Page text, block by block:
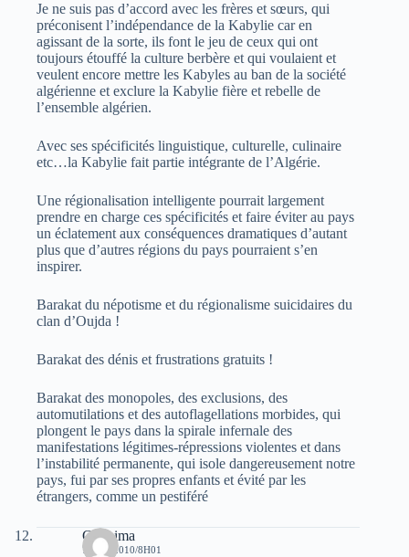
Je ne suis pas d’accord avec les frères et sœurs, qui
préconisent l’indépendance de la Kabylie car en
agissant de la sorte, ils font le jeu de ceux qui ont
toujours étouffé la culture berbère et qui voulaient et
veulent encore mettre les Kabyles au ban de la société
algérienne et exclure la Kabylie fière et rebelle de
l’ensemble algérien.
Avec ses spécificités linguistique, culturelle, culinaire
etc…la Kabylie fait partie intégrante de l’Algérie.
Une régionalisation intelligente pourrait largement
prendre en charge ces spécificités et faire éviter au pays
un éclatement aux conséquences dramatiques d’autant
plus que d’autres régions du pays pourraient s’en
inspirer.
Barakat du népotisme et du régionalisme suicidaires du
clan d’Oujda !
Barakat des dénis et frustrations gratuits !
Barakat des monopoles, des exclusions, des
automutilations et des autoflagellations morbides, qui
plongent le pays dans la spirale infernale des
manifestations légitimes-répressions violentes et dans
l’instabilité permanente, qui isole dangereusement notre
pays, fui par ses propres enfants et évité par les
étrangers, comme un pestiféré
Ghanima
7 MAI 2010/8H01